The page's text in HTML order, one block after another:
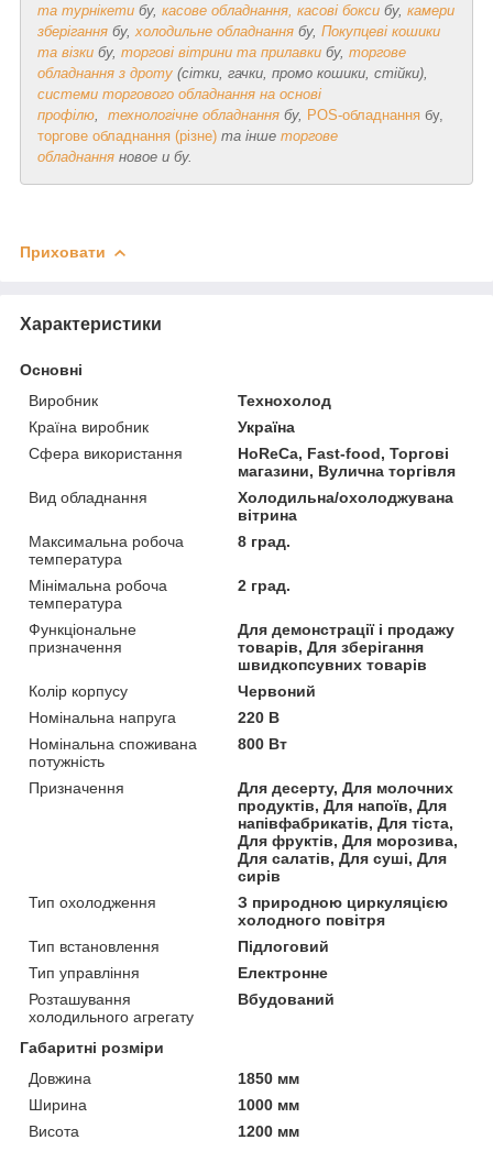
та турнікети бу, касове обладнання, касові бокси бу, камери
зберігання бу, холодильне обладнання бу, Покупцеві кошики
та візки бу, торгові вітрини та прилавки бу, торгове
обладнання з дроту (сітки, гачки, промо кошики, стійки),
системи торгового обладнання на основі
профілю
технологічне обладнання бу, POS-обладнання бу,
торгове обладнання (різне) та інше торгове
обладнання новое и бу.
Приховати
Характеристики
Основні
Виробник
Технохолод
Країна виробник
Україна
Сфера використання
HoReCa, Fast-food, Торгові
магазини, Вулична торгівля
Вид обладнання
Холодильна/охолоджувана
вітрина
Максимальна робоча
температура
8 град.
Мінімальна робоча
температура
2 град.
Функціональне
призначення
Для демонстрації і продажу
товарів, Для зберігання
швидкопсувних товарів
Колір корпусу
Червоний
Номінальна напруга
220 В
Номінальна споживана
потужність
800 Вт
Призначення
Для десерту, Для молочних
продуктів, Для напоїв, Для
напівфабрикатів, Для тіста,
Для фруктів, Для морозива,
Для салатів, Для суші, Для
сирів
Тип охолодження
З природною циркуляцією
холодного повітря
Тип встановлення
Підлоговий
Тип управління
Електронне
Розташування
холодильного агрегату
Вбудований
Габаритні розміри
Довжина
1850 мм
Ширина
1000 мм
Висота
1200 мм